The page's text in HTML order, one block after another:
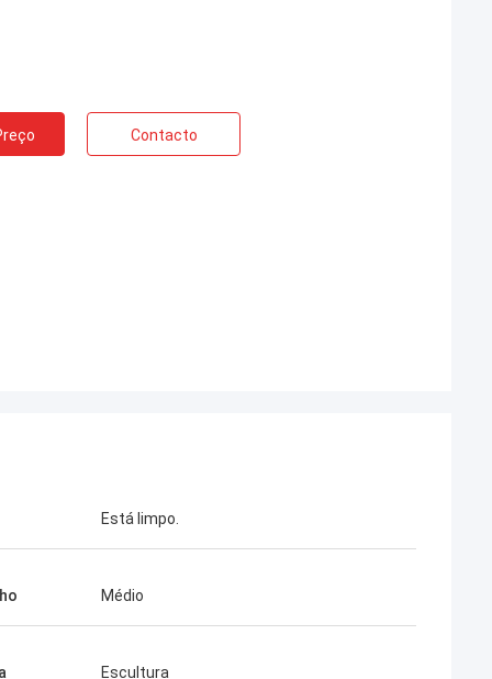
Contacto
Está limpo.
Médio
Escultura